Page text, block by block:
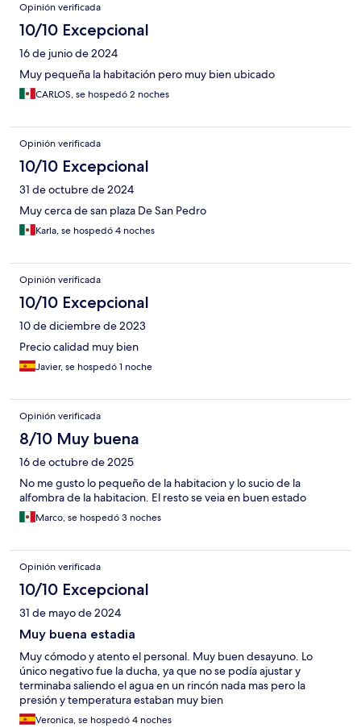
Opinión verificada
10/10 Excepcional
16 de junio de 2024
Muy pequeña la habitación pero muy bien ubicado
CARLOS, se hospedó 2 noches
Opinión verificada
10/10 Excepcional
31 de octubre de 2024
Muy cerca de san plaza De San Pedro
Karla, se hospedó 4 noches
Opinión verificada
10/10 Excepcional
10 de diciembre de 2023
Precio calidad muy bien
Javier, se hospedó 1 noche
Opinión verificada
8/10 Muy buena
16 de octubre de 2025
No me gusto lo pequeño de la habitacion y lo sucio de la
alfombra de la habitacion. El resto se veia en buen estado
Marco, se hospedó 3 noches
Opinión verificada
10/10 Excepcional
31 de mayo de 2024
Muy buena estadia
Muy cómodo y atento el personal. Muy buen desayuno. Lo
único negativo fue la ducha, ya que no se podía ajustar y
terminaba saliendo el agua en un rincón nada mas pero la
presión y temperatura estaban muy bien
Veronica, se hospedó 4 noches